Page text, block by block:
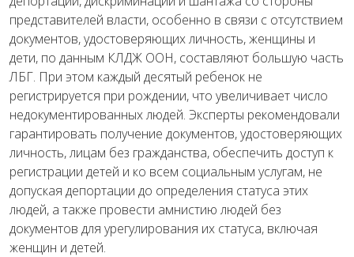
представителей власти, особенно в связи с отсутствием
документов, удостоверяющих личность, женщины и
дети, по данным КЛДЖ ООН, составляют большую часть
ЛБГ. При этом каждый десятый ребенок не
регистрируется при рождении, что увеличивает число
недокументированных людей. Эксперты рекомендовали
гарантировать получение документов, удостоверяющих
личность, лицам без гражданства, обеспечить доступ к
регистрации детей и ко всем социальным услугам, не
допуская депортации до определения статуса этих
людей, а также провести амнистию людей без
документов для урегулирования их статуса, включая
женщин и детей.